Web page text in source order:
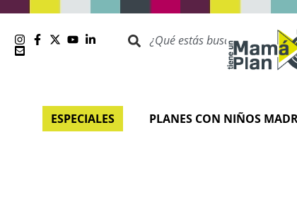
ESPECIALES PLANES CON NIÑOS